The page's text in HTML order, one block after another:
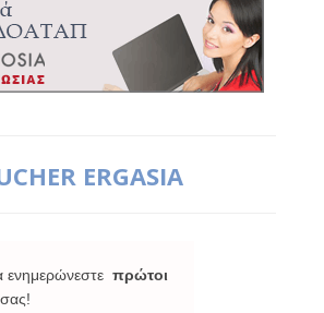
ERGASIA
ενημερώνεστε πρώτοι